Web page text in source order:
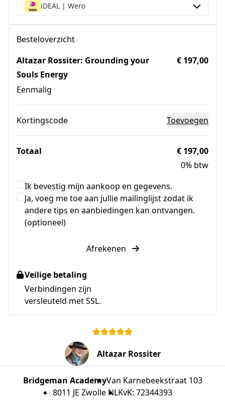
iDEAL | Wero
Besteloverzicht
Altazar Rossiter: Grounding your
Souls Energy
Eenmalig
€ 197,00
Kortingscode Toevoegen
Totaal
€ 197,00
0% btw
Ik bevestig mijn aankoop en gegevens.
Ja, voeg me toe aan jullie mailinglijst zodat ik
andere tips en aanbiedingen kan ontvangen.
(optioneel)
Afrekenen
Veilige betaling
Verbindingen zijn
versleuteld met SSL.
Altazar Rossiter
Bridgeman AcademyVan Karnebeekstraat 103
8011 JE Zwolle NLKvK: 72344393